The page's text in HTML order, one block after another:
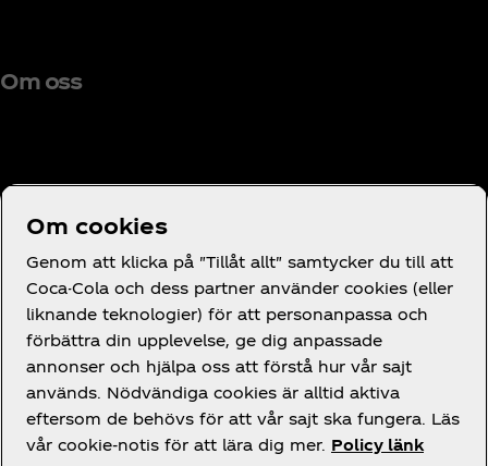
Om oss
Behöver du hjälp?
Juridik
Om cookies
Genom att klicka på "Tillåt allt" samtycker du till att
Coca-Cola och dess partner använder cookies (eller
liknande teknologier) för att personanpassa och
förbättra din upplevelse, ge dig anpassade
annonser och hjälpa oss att förstå hur vår sajt
används. Nödvändiga cookies är alltid aktiva
eftersom de behövs för att vår sajt ska fungera. Läs
vår cookie-notis för att lära dig mer. Policy länk